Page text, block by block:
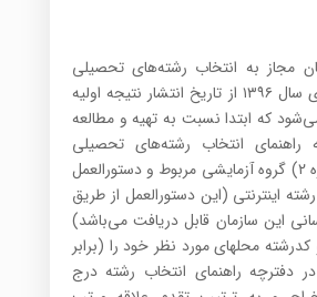
مجاز به انتخاب رشته‌های تحصیلی
آزمون سراسری سال ۱۳۹۶ از تاریخ انتشار نتیجه اولیه
که ابتدا نسبت به تهیه و مطالعه
راهنمای انتخاب رشته‌های تحصیلی
(دفترچه شماره ۲) گروه آزمایشی مربوط و دستورالعمل
اینترنتی (این دستورالعمل از طریق
این سازمان قابل دریافت می‌باشد)
کدرشته محلهای مورد نظر خود را (برابر
دفترچه راهنمای انتخاب رشته درج